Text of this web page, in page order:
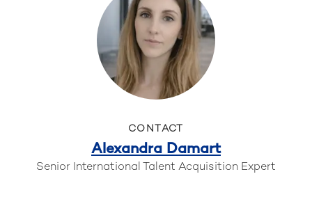
CONTACT
Alexandra Damart
Senior International Talent Acquisition Expert